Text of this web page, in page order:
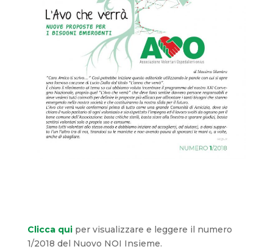
Clicca quiper visualizzare e leggere il numero
1/2018 del Nuovo NOI Insieme.